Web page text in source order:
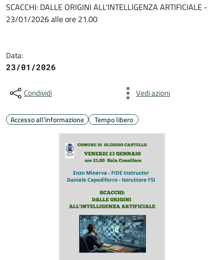
SCACCHI: DALLE ORIGINI ALL'INTELLIGENZA ARTIFICIALE -
23/01/2026 alle ore 21.00
Data:
23/01/2026
Condividi Vedi azioni
Accesso all'informazione Tempo libero